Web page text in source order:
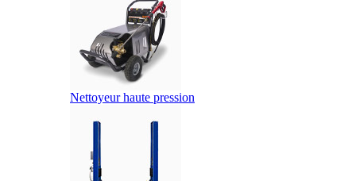
Nettoyeur haute pression